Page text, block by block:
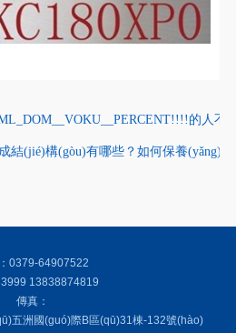
的人不
結(jié)構(gòu)有哪些？如何保養
0379-64907522
13838874819
傳真：
五洲國(guó)際B區(qū)31棟-132號(hào)